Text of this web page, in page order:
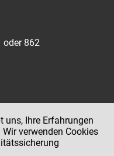
oder 862
uns, Ihre Erfahrungen
verwenden Cookies